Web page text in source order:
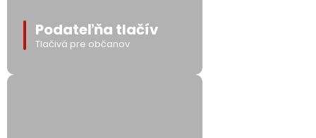
Podateľňa tlačív
Tlačivá pre občanov